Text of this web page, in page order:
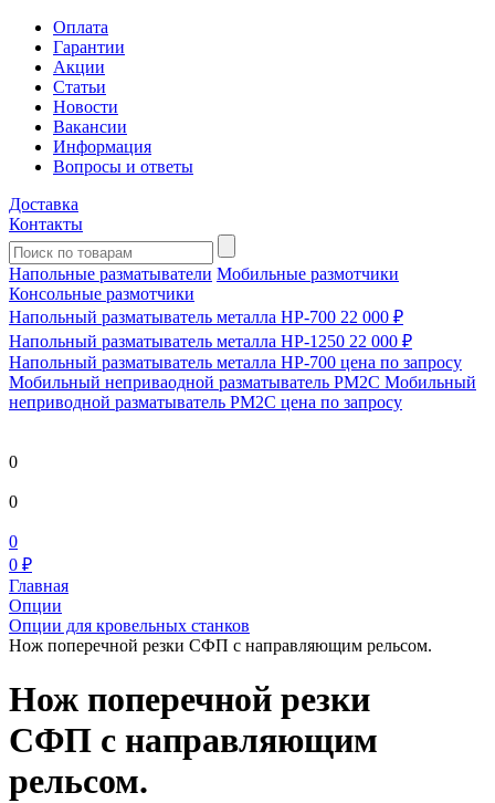
Оплата
Гарантии
Акции
Статьи
Новости
Вакансии
Информация
Вопросы и ответы
Доставка
Контакты
Напольные разматыватели Мобильные размотчики
Консольные размотчики
Напольный разматыватель металла HP-700 22 000 ₽
Напольный разматыватель металла HP-1250 22 000 ₽
Напольный разматыватель металла HP-700 цена по запросу
Мобильный непривaодной разматыватель РМ2С Мобильный
неприводной разматыватель РМ2С цена по запросу
0
0
0
0 ₽
Главная
Опции
Опции для кровельных станков
Нож поперечной резки СФП с направляющим рельсом.
Нож поперечной резки
СФП с направляющим
рельсом.